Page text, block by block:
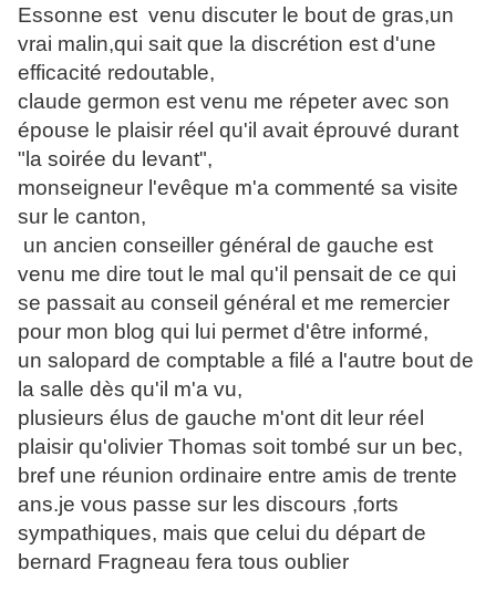
Essonne est venu discuter le bout de gras,un
vrai malin,qui sait que la discrétion est d'une
efficacité redoutable,
claude germon est venu me répeter avec son
épouse le plaisir réel qu'il avait éprouvé durant
"la soirée du levant",
monseigneur l'evêque m'a commenté sa visite
sur le canton,
un ancien conseiller général de gauche est
venu me dire tout le mal qu'il pensait de ce qui
se passait au conseil général et me remercier
pour mon blog qui lui permet d'être informé,
un salopard de comptable a filé a l'autre bout de
la salle dès qu'il m'a vu,
plusieurs élus de gauche m'ont dit leur réel
plaisir qu'olivier Thomas soit tombé sur un bec,
bref une réunion ordinaire entre amis de trente
ans.je vous passe sur les discours ,forts
sympathiques, mais que celui du départ de
bernard Fragneau fera tous oublier